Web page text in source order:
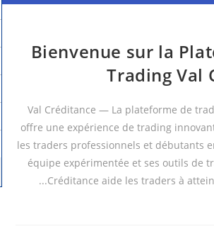
Bienvenue sur la
Trading Val
Val Créditance — La plateforme de
offre une expérience de trading
les traders professionnels et débutants
équipe expérimentée et ses outils de
Créditance aide les traders à